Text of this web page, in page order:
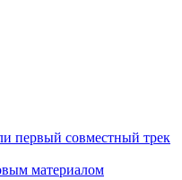
первый совместный трек
материалом